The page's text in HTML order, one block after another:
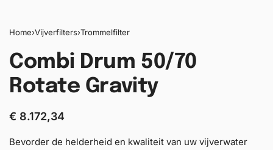
Home›Vijverfilters›Trommelfilter
Combi Drum 50/70
Rotate Gravity
€ 8.172,34
Bevorder de helderheid en kwaliteit van uw vijverwater